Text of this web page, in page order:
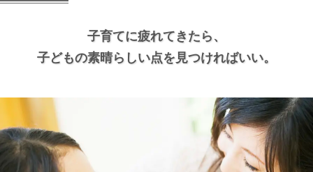
子育てに疲れてきたら、
子どもの素晴らしい点を見つければいい。